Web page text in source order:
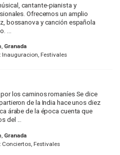
cantante-pianista y
Ofrecemos un amplio
bossanova y canción española
...
Granada
Inauguracion, Festivales
los caminos romaníes Se dice
de la India hace unos diez
árabe de la época cuenta que
del ...
Granada
Conciertos, Festivales